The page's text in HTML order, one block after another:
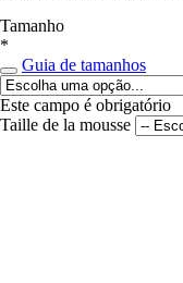
Tamanho
*
Guia de tamanhos
Este campo é obrigatório
Taille de la mousse